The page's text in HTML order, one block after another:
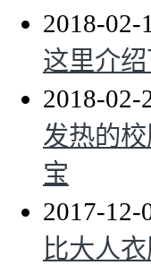
2018-02-
这里介
2018-02-
发热的
宝
2017-12-
比大人